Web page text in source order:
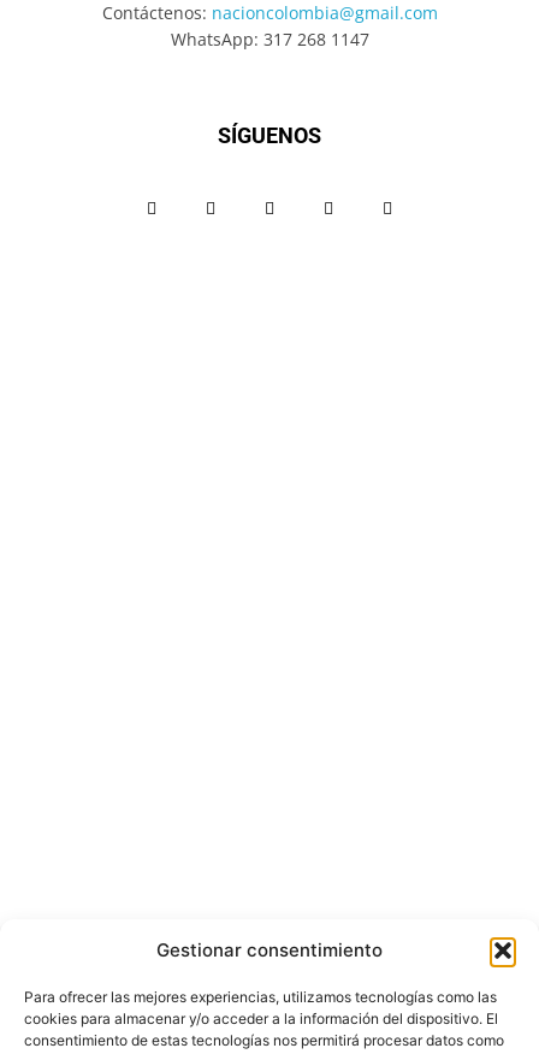
Gestionar consentimiento
Para ofrecer las mejores experiencias, utilizamos tecnologías como las
cookies para almacenar y/o acceder a la información del dispositivo. El
consentimiento de estas tecnologías nos permitirá procesar datos como
Contáctenos: nacioncolombia@gmail.com
WhatsApp: 317 268 1147
SÍGUENOS